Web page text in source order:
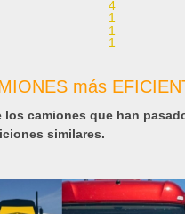
más
camiones que han
similares.